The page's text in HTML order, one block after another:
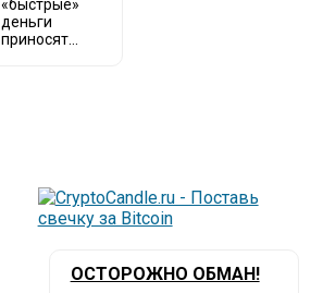
«быстрые»
деньги
приносят...
ОСТОРОЖНО ОБМАН!